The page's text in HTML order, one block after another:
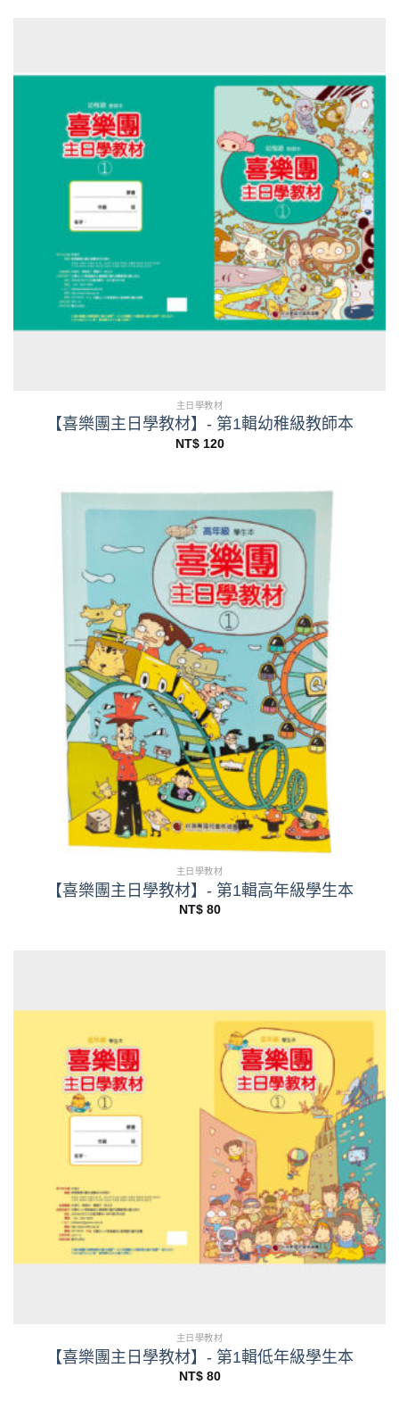
主日學教材
【喜樂團主日學教材】- 第1輯幼稚級教師本
NT$120
主日學教材
【喜樂團主日學教材】- 第1輯高年級學生本
NT$80
主日學教材
【喜樂團主日學教材】- 第1輯低年級學生本
NT$80